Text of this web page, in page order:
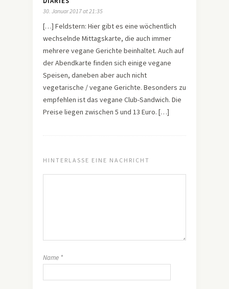
30. Januar 2017 at 21:35
[…] Feldstern: Hier gibt es eine wöchentlich
wechselnde Mittagskarte, die auch immer
mehrere vegane Gerichte beinhaltet. Auch auf
der Abendkarte finden sich einige vegane
Speisen, daneben aber auch nicht
vegetarische / vegane Gerichte. Besonders zu
empfehlen ist das vegane Club-Sandwich. Die
Preise liegen zwischen 5 und 13 Euro. […]
HINTERLASSE EINE NACHRICHT
Name *